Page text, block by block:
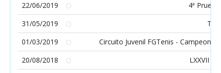
22/06/2019
4ª
31/05/2019
01/03/2019
Circuito Juvenil FGTenis -
20/08/2018
LXXVII